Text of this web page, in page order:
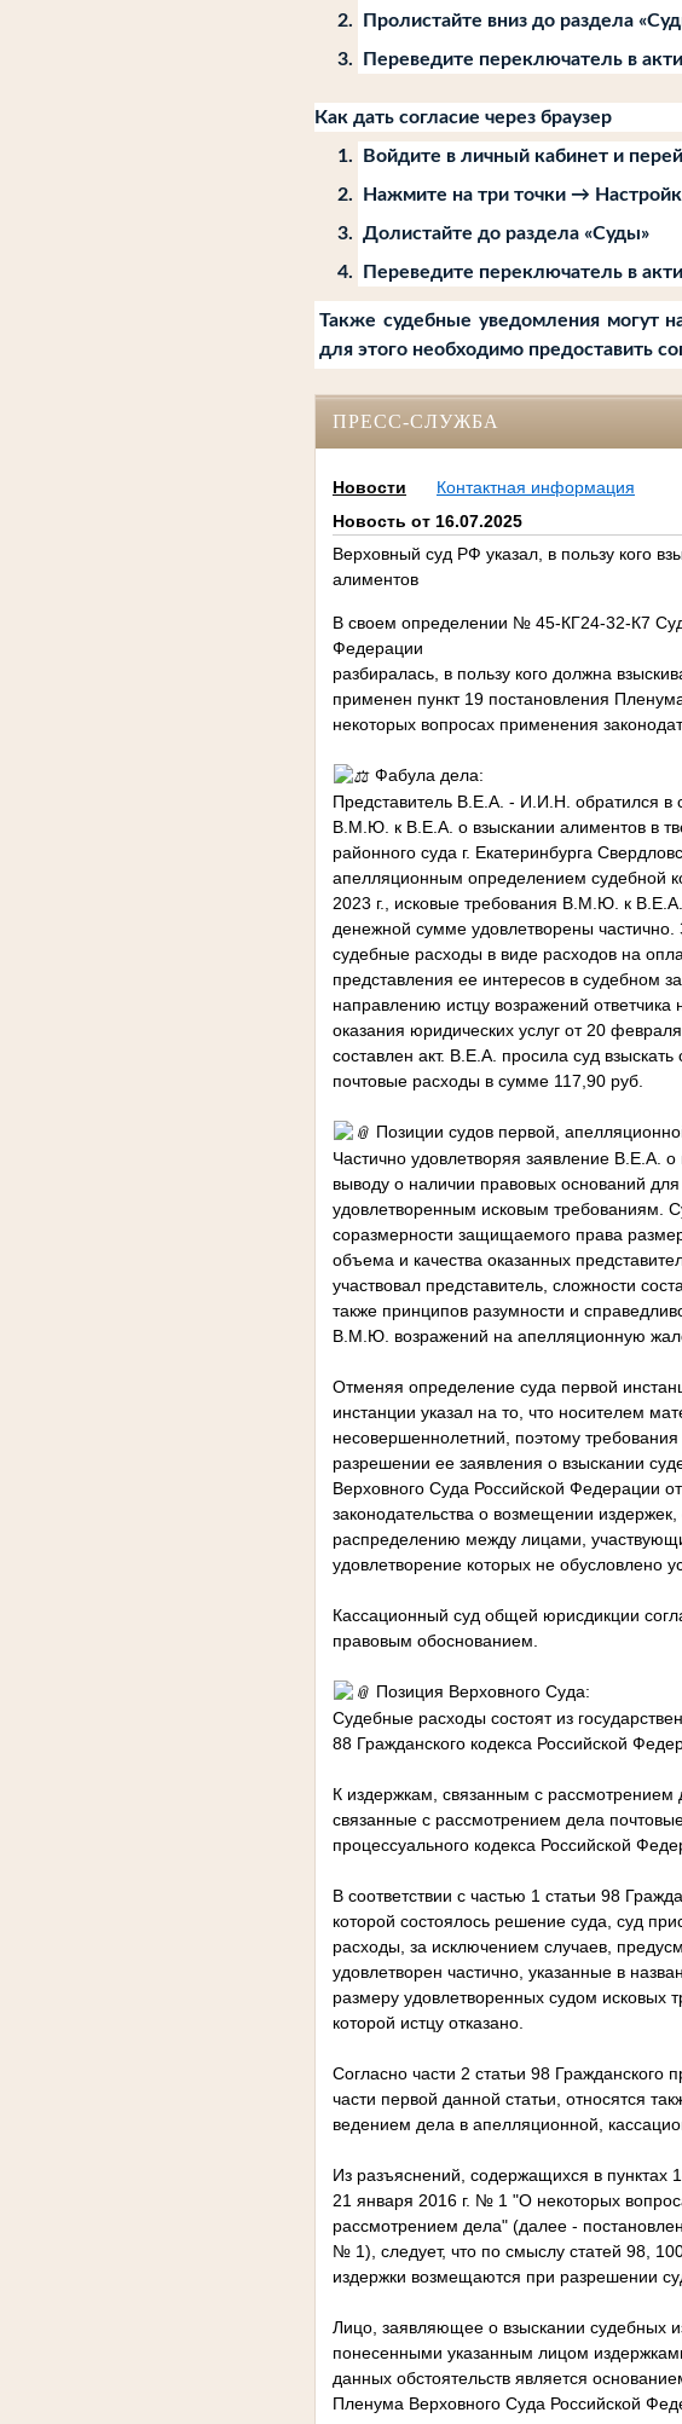
Пролистайте вниз до раздела
Переведите переключатель в
Как дать согласие через браузер
Войдите в личный кабинет и
Нажмите на три точки →
Долистайте до раздела «Суды»
Переведите переключатель в
Также судебные уведомления могут
для этого необходимо предоставить
ПРЕСС-СЛУЖБА
Новости
Контактная информация
Новость от 16.07.2025
Верховный суд РФ указал, в пользу кого
алиментов
В своем определении № 45-КГ24-32-К7
Федерации
разбиралась, в пользу кого должна
применен пункт 19 постановления
некоторых вопросах применения
Фабула дела:
Представитель В.Е.А. - И.И.Н. обратился в
В.М.Ю. к В.Е.А. о взыскании алиментов в
районного суда г. Екатеринбурга
апелляционным определением судебной
2023 г., исковые требования В.М.Ю. к
денежной сумме удовлетворены
судебные расходы в виде расходов на
представления ее интересов в судебном
направлению истцу возражений
оказания юридических услуг от 20
составлен акт. В.Е.А. просила суд
почтовые расходы в сумме 117,90 руб.
Позиции судов первой,
Частично удовлетворяя заявление В.Е.А.
выводу о наличии правовых оснований
удовлетворенным исковым требованиям.
соразмерности защищаемого права
объема и качества оказанных
участвовал представитель, сложности
также принципов разумности и
В.М.Ю. возражений на апелляционную
Отменяя определение суда первой
инстанции указал на то, что носителем
несовершеннолетний, поэтому
разрешении ее заявления о взыскании
Верховного Суда Российской Федерации
законодательства о возмещении
распределению между лицами,
удовлетворение которых не обусловлено
Кассационный суд общей юрисдикции
правовым обоснованием.
Позиция Верховного Суда:
Судебные расходы состоят из
88 Гражданского кодекса Российской
К издержкам, связанным с рассмотрением
связанные с рассмотрением дела
процессуального кодекса Российской
В соответствии с частью 1 статьи 98
которой состоялось решение суда, суд
расходы, за исключением случаев,
удовлетворен частично, указанные в
размеру удовлетворенных судом исковых
которой истцу отказано.
Согласно части 2 статьи 98
части первой данной статьи, относятся
ведением дела в апелляционной,
Из разъяснений, содержащихся в пунктах
21 января 2016 г. № 1 "О некоторых
рассмотрением дела" (далее -
№ 1), следует, что по смыслу статей 98,
издержки возмещаются при разрешении
Лицо, заявляющее о взыскании судебных
понесенными указанным лицом
данных обстоятельств является
Пленума Верховного Суда Российской